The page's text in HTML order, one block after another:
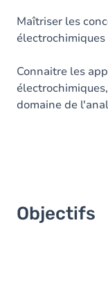
Exercices
Maîtriser les
électrochimiques
Connaitre les
domaine de
Objectifs